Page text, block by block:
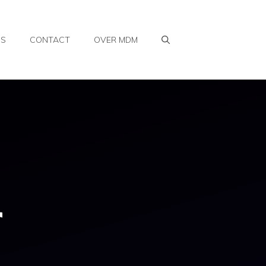
CONTACT OVER MDM